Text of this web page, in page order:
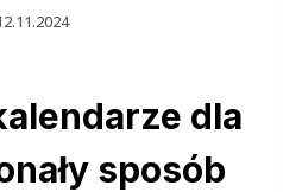
dla
sposób